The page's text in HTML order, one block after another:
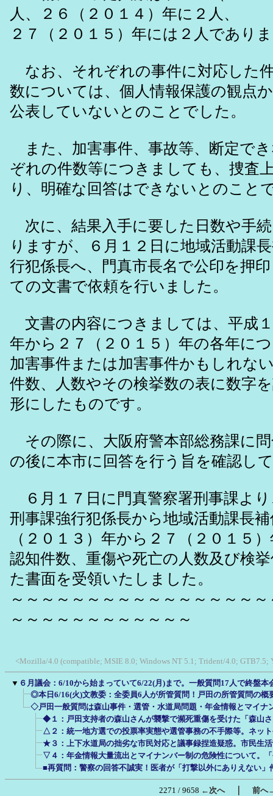
人、２６（２０１４）年に２人、
２７（２０１５）年には２人であり
なお、それぞれの事件に対応した
数については、個人情報保護の観点
公表していないとのことでした。
また、加害事件、事故等、断定で
ぞれの件数等につきましても、捜査
り、明確な回答はできないとのこと
次に、結果入手に要した日数や手
りますが、６月１２日に地域活動課
行犯係長へ、門真市長名で公印を押
ての文書で依頼を行いました。
文書の内容につきましては、平成
年から２７（２０１５）年の各年に
加害事件または加害事件かもしれな
件数、人数やその検挙数の表に数字
形にしたものです。
その際に、大阪府警本部総務課に
の後に本市に回答を行う旨を確認し
６月１７日に門真警察署刑事課よ
刑事課強行犯係長から地域活動課長
（２０１３）年から２７（２０１５
認知件数、重傷や死亡の人数及び検
た書面を受領いたしました。
～～～～～～～～～～～～～～～～
～～～～～～～～～～～～
<Mozilla/4.0 (compatible; MSIE 8.0; Windows NT 5.1; Trident/4.0; GTB7.5;
▼ ６月議会：6/10から始まっていて6/22(月)まで。一般質問17人で終盤本
◎本日6/16(火)文教委：全委員6人が所管質問！戸田の所管質問の概
◇戸田一般質問は森山事件・選管・水道局問題・年金情報とマイナ
◆１：戸田支持者の森山さんが襲撃で瀕死重傷を受けた「森山
△２：統一地方選での投票率実態や選管事務の不手際等。ネッ
★３：上下水道局の拙劣な市民対応と議事録捏造疑惑。市民生
▽４：年金情報大量流出とマイナンバー制の危険性について。
■再質問：警察の回答不誠実！医者が「打撃以外にありえない」
2271 / 9658 ←次へ｜ 前へ